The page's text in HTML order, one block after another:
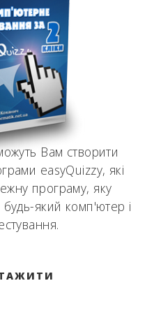
Вам створити
easyQuizzy, які
програму, яку
який комп'ютер і